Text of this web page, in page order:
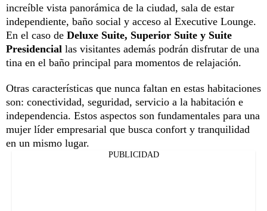
increíble vista panorámica de la ciudad, sala de estar
independiente, baño social y acceso al Executive Lounge.
En el caso de Deluxe Suite, Superior Suite y Suite
Presidencial las visitantes además podrán disfrutar de una
tina en el baño principal para momentos de relajación.
Otras características que nunca faltan en estas habitaciones
son: conectividad, seguridad, servicio a la habitación e
independencia. Estos aspectos son fundamentales para una
mujer líder empresarial que busca confort y tranquilidad
en un mismo lugar.
PUBLICIDAD